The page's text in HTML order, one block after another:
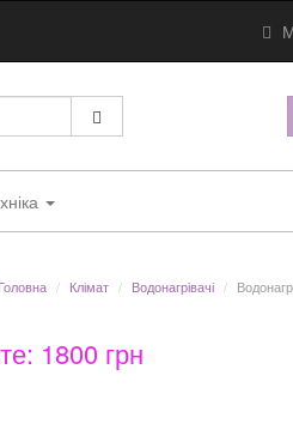
Головна Клімат Водонагрівачі
1800 грн